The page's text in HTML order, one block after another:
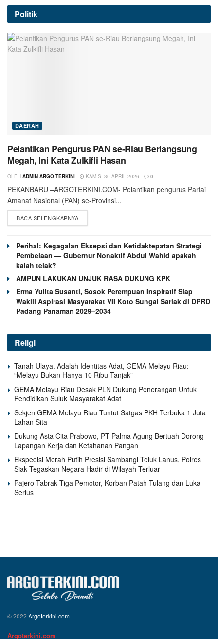
Politik
DAERAH
Pelantikan Pengurus PAN se-Riau Berlangsung
Megah, Ini Kata Zulkifli Hasan
OLEH ADMIN ARGO TERKINI KAMIS, 30 APRIL 2026 0
PEKANBARU –ARGOTERKINI.COM- Pelantikan pengurus Partai
Amanat Nasional (PAN) se-Provinsi...
BACA SELENGKAPNYA
Perihal: Kegagalan Eksepsi dan Ketidaktepatan Strategi
Pembelaan — Gubernur Nonaktif Abdul Wahid apakah
kalah telak?
AMPUN LAKUKAN UNJUK RASA DUKUNG KPK
Erma Yulita Susanti, Sosok Perempuan Inspiratif Siap
Wakili Aspirasi Masyarakat VII Koto Sungai Sariak di DPRD
Padang Pariaman 2029–2034
Religi
Tanah Ulayat Adalah Identitas Adat, GEMA Melayu Riau:
“Melayu Bukan Hanya 10 Ribu Tanjak”
GEMA Melayu Riau Desak PLN Dukung Penerangan Untuk
Pendidikan Suluk Masyarakat Adat
Sekjen GEMA Melayu Riau Tuntut Satgas PKH Terbuka 1 Juta
Lahan Sita
Dukung Asta Cita Prabowo, PT Palma Agung Bertuah Dorong
Lapangan Kerja dan Ketahanan Pangan
Ekspedisi Merah Putih Presisi Sambangi Teluk Lanus, Polres
Siak Tegaskan Negara Hadir di Wilayah Terluar
Pajero Tabrak Tiga Pemotor, Korban Patah Tulang dan Luka
Serius
© 2022 Argoterkini.com .
Argoterkini.com